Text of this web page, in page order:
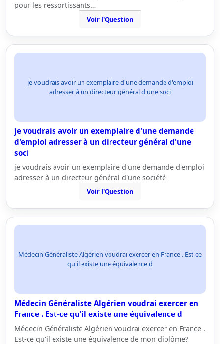
pour les ressortissants…
Voir l'Question
je voudrais avoir un exemplaire d'une demande d'emploi
adresser à un directeur général d'une soci
je voudrais avoir un exemplaire d'une demande
d'emploi adresser à un directeur général d'une
soci
je voudrais avoir un exemplaire d'une demande d'emploi
adresser à un directeur général d'une société
Voir l'Question
Médecin Généraliste Algérien voudrai exercer en France . Est-ce
qu'il existe une équivalence d
Médecin Généraliste Algérien voudrai exercer en
France . Est-ce qu'il existe une équivalence d
Médecin Généraliste Algérien voudrai exercer en France .
Est-ce qu'il existe une équivalence de mon diplôme?